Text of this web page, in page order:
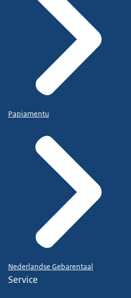
Papiamentu
Nederlandse Gebarentaal
Service